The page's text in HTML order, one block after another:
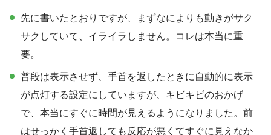
先に書いたとおりですが、まずなによりも動きがサク
サクしていて、イライラしません。コレは本当に重
要。
普段は表示させず、手首を返したときに自動的に表示
が点灯する設定にしていますが、キビキビのおかげ
で、本当にすぐに時間が見えるようになりました。前
はせっかく手首返しても反応が悪くてすぐに見えなか